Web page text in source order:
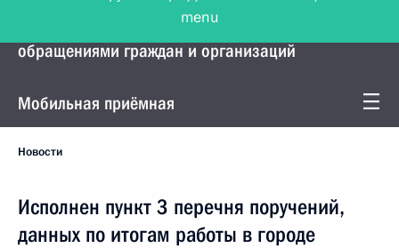
Управление Президента по работе с
обращениями граждан и организаций
Мобильная приёмная
Новости
Исполнен пункт 3 перечня поручений,
данных по итогам работы в городе
menu